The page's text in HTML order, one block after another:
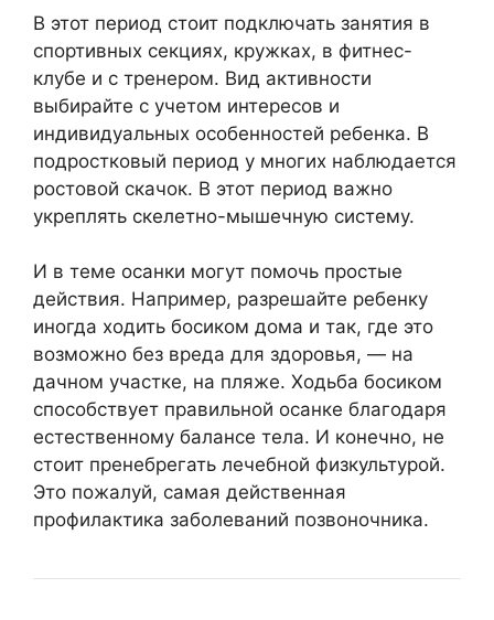
В этот период стоит подключать занятия в
спортивных секциях, кружках, в фитнес-
клубе и с тренером. Вид активности
выбирайте с учетом интересов и
индивидуальных особенностей ребенка. В
подростковый период у многих наблюдается
ростовой скачок. В этот период важно
укреплять скелетно-мышечную систему.
И в теме осанки могут помочь простые
действия. Например, разрешайте ребенку
иногда ходить босиком дома и так, где это
возможно без вреда для здоровья, — на
дачном участке, на пляже. Ходьба босиком
способствует правильной осанке благодаря
естественному балансе тела. И конечно, не
стоит пренебрегать лечебной физкультурой.
Это пожалуй, самая действенная
профилактика заболеваний позвоночника.